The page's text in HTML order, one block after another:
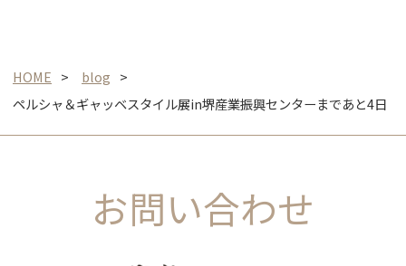
HOME
blog
ペルシャ＆ギャッベスタイル展in堺産業振興センターまであと4日
お問い合わせ